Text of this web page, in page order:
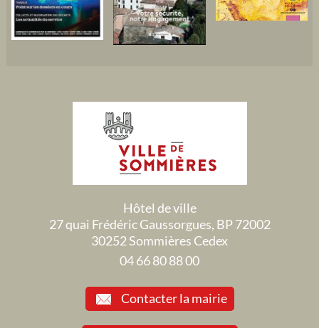
Hôtel de ville
27 quai Frédéric Gaussorgues, BP 72002
30252 Sommières Cedex
04 66 80 88 00
Contacter la mairie